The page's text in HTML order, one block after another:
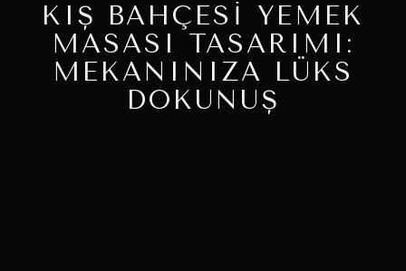
KIŞ BAHÇESI YEMEK
MASASI TASARIMI:
MEKANINIZA LÜKS
DOKUNUŞ